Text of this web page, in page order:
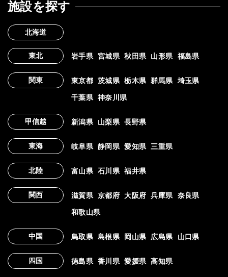
施設を探す
北海道
東北 岩手県 宮城県 秋田県 山形県 福島県
関東 東京都 茨城県 栃木県 群馬県 埼玉県
千葉県 神奈川県
甲信越 新潟県 山梨県 長野県
東海 岐阜県 静岡県 愛知県 三重県
北陸 富山県 石川県 福井県
関西 滋賀県 京都府 大阪府 兵庫県 奈良県
和歌山県
中国 鳥取県 島根県 岡山県 広島県 山口県
四国 徳島県 香川県 愛媛県 高知県